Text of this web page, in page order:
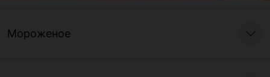
Мороженое